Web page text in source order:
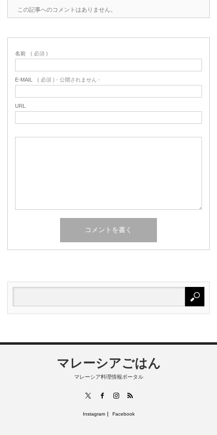
この記事へのコメントはありません。
名前 ( 必須 )
E-MAIL ( 必須 ) - 公開されません -
URL
マレーシアごはん
マレーシア料理情報ポータル
FacebookInstagram
RSS
Instagram Facebook